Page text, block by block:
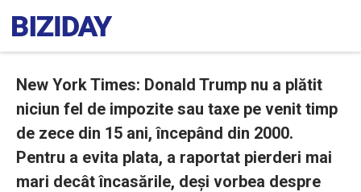
New York Times: Donald Trump nu a plătit
niciun fel de impozite sau taxe pe venit timp
de zece din 15 ani, începând din 2000.
Pentru a evita plata, a raportat pierderi mai
mari decât încasările, deși vorbea despre